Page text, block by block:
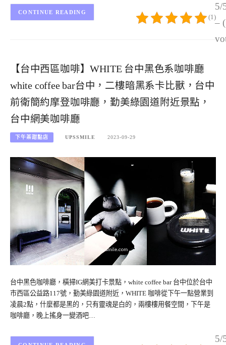
5/
–
(1)
CONTINUE READING
【台中西區咖啡】WHITE 台中黑色系咖啡廳
white coffee bar台中，二樓暗黑系卡比獸，台中
前衛簡約摩登咖啡廳，勤美綠園道附近景點，
台中網美咖啡廳
下午茶甜點店 UPSSMILE 2023-09-29
台中黑色咖啡廳，橫掃IG網美打卡景點，white coffee bar 台中位於台中
市西區公益路117號，勤美綠園道附近，WHITE 咖啡從下午一點營業到
凌晨2點，什麼都是黑的，只有靈魂是白的，兩樓樓用餐空間，下午是
咖啡廳，晚上搖身一變酒吧…
5/